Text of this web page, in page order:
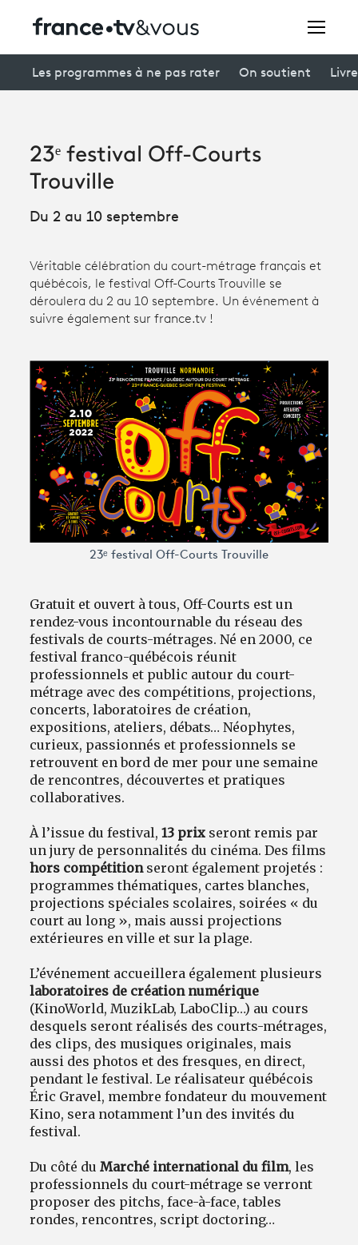
connexion
Avantages fidélité
Creators
À votre écoute
Productions et innovation
Les programmes à ne pas rater On soutient
23ᵉ festival Off-Courts
Trouville
Du 2 au 10 septembre
Véritable célébration du court-métrage français et
québécois, le festival Off-Courts Trouville se
déroulera du 2 au 10 septembre. Un événement à
suivre également sur france.tv !
23ᵉ festival Off-Courts Trouville
Gratuit et ouvert à tous, Off-Courts est un
rendez-vous incontournable du réseau des
festivals de courts-métrages. Né en 2000, ce
festival franco-québécois réunit
professionnels et public autour du court-
métrage avec des compétitions, projections,
concerts, laboratoires de création,
expositions, ateliers, débats… Néophytes,
curieux, passionnés et professionnels se
retrouvent en bord de mer pour une semaine
de rencontres, découvertes et pratiques
collaboratives.
À l’issue du festival,13 prix seront remis par
un jury de personnalités du cinéma. Des films
hors compétitionseront également projetés :
programmes thématiques, cartes blanches,
projections spéciales scolaires, soirées « du
court au long », mais aussi projections
extérieures en ville et sur la plage.
L’événement accueillera également plusieurs
laboratoires de création numérique
(KinoWorld, MuzikLab, LaboClip…) au cours
desquels seront réalisés des courts-métrages,
des clips, des musiques originales, mais
aussi des photos et des fresques, en direct,
pendant le festival. Le réalisateur québécois
Éric Gravel, membre fondateur du mouvement
Kino, sera notamment l’un des invités du
festival.
Du côté duMarché international du film, les
professionnels du court-métrage se verront
proposer des pitchs, face-à-face, tables
rondes, rencontres, script doctoring…